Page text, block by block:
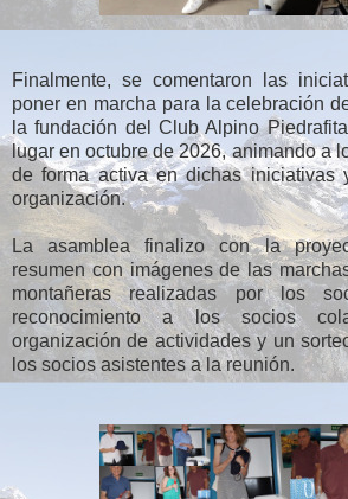
Finalmente, se comentaron las
poner en marcha para la celebración
la fundación del Club Alpino
lugar en octubre de 2026, animando a
de forma activa en dichas iniciativas
organización.
La asamblea finalizo con la
resumen con imágenes de las
montañeras realizadas por los
reconocimiento a los socios
organización de actividades y un
los socios asistentes a la reunión.